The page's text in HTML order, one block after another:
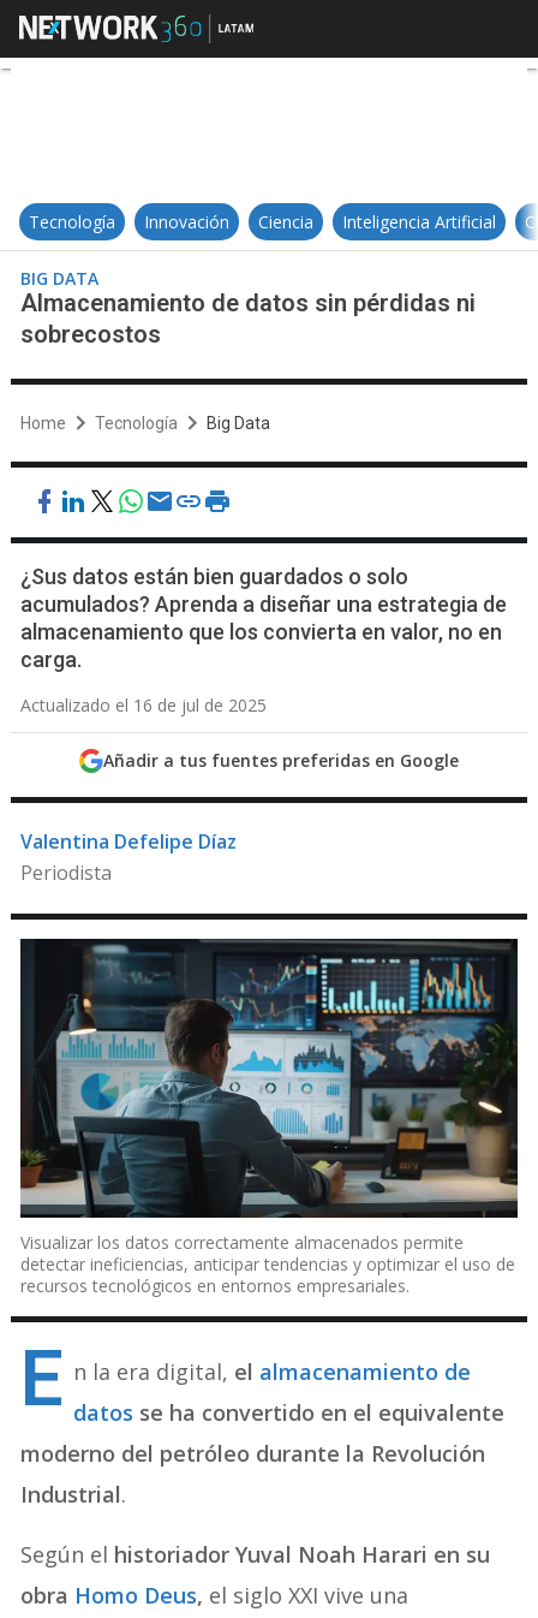
Almacenamiento de datos sin
Tecnología Innovación Ciencia Inteligencia Artificial
BIG DATA
Almacenamiento de datos sin pérdidas ni
sobrecostos
Home Tecnología Big Data
¿Sus datos están bien guardados o solo
acumulados? Aprenda a diseñar una estrategia de
almacenamiento que los convierta en valor, no en
carga.
Actualizado el 16 de jul de 2025
Añadir a tus fuentes preferidas en Google
Valentina Defelipe Díaz
Periodista
Visualizar los datos correctamente almacenados permite
detectar ineficiencias, anticipar tendencias y optimizar el uso de
recursos tecnológicos en entornos empresariales.
E n la era digital, el almacenamiento de
datos se ha convertido en el equivalente
moderno del petróleo durante la Revolución
Industrial.
Según el historiador Yuval Noah Harari en su
obra Homo Deus, el siglo XXI vive una